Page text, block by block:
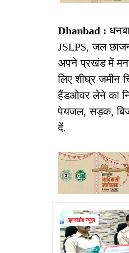
Dhanbad :
JSLPS, जल
अपने प्रखंड में
लिए शीघ्र जमीन
हैंडओवर लेने का
पेयजल, सड़क,
दें.
झारखंड न्यूज़